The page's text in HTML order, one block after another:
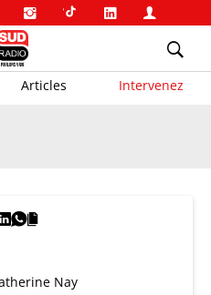
Articles Intervenez
Nay